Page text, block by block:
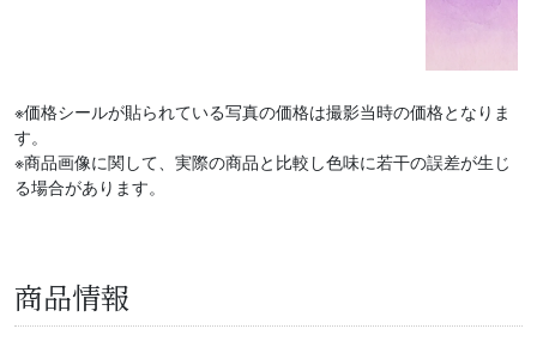
※価格シールが貼られている写真の価格は撮影当時の価格となりま
す。
※商品画像に関して、実際の商品と比較し色味に若干の誤差が生じ
る場合があります。
商品情報